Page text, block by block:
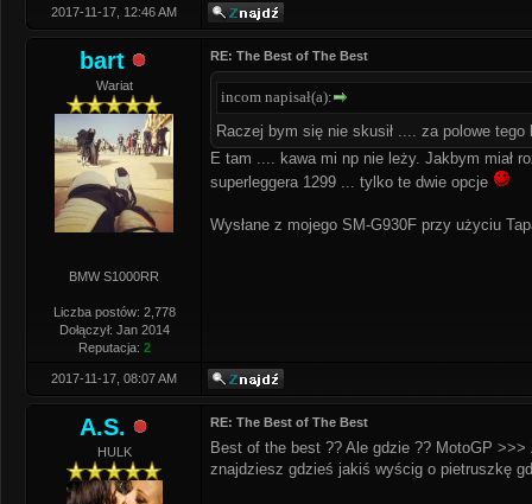
2017-11-17, 12:46 AM
bart
Wariat
BMW S1000RR
Liczba postów: 2,778
Dołączył: Jan 2014
Reputacja: 2
RE: The Best of The Best
incom napisał(a):
Raczej bym się nie skusił .... za polowe
E tam .... kawa mi np nie leży. Jakbym miał
superleggera 1299 ... tylko te dwie opcje
Wysłane z mojego SM-G930F przy użyciu
2017-11-17, 08:07 AM
A.S.
HULK
RE: The Best of The Best
Best of the best ?? Ale gdzie ?? MotoGP
znajdziesz gdzieś jakiś wyścig o pietruszkę